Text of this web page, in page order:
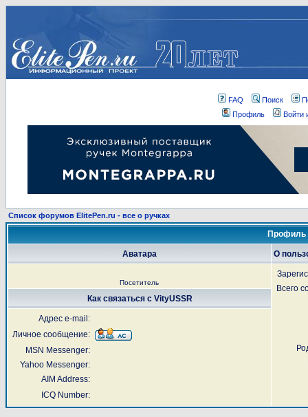
FAQ Поиск
Профиль
Войти
Список форумов ElitePen.ru - все о ручках
Профиль
Аватара О
Посетитель
Всего
Как связаться с VityUSSR
Адрес e-mail:
Личное сообщение:
MSN Messenger:
Yahoo Messenger:
AIM Address:
ICQ Number: